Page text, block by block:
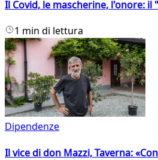
Il Covid, le mascherine, l'onore:
1 min di lettura
Dipendenze
Il vice di don Mazzi, Taverna: